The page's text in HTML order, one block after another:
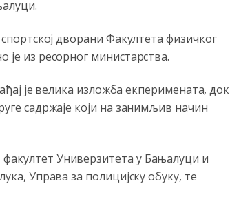
дворани Факултета физичког
из ресорног министарства.
је велика изложба екперимената, док
садржаје који на занимљив начин
Универзитета у Бањалуци и
Управа за полицијску обуку, те